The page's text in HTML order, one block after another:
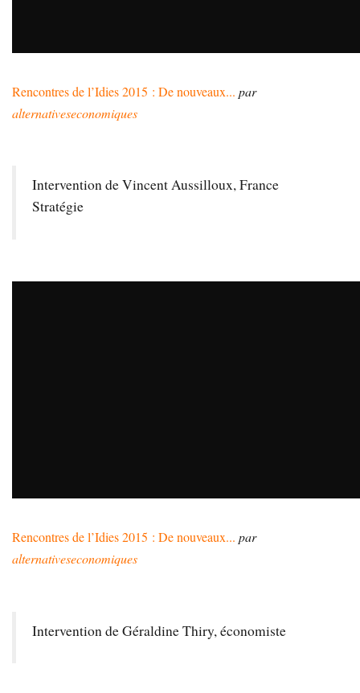
Rencontres de l’Idies 2015 : De nouveaux... par
alternativeseconomiques
Intervention de Vincent Aussilloux, France
Stratégie
Rencontres de l’Idies 2015 : De nouveaux... par
alternativeseconomiques
Intervention de Géraldine Thiry, économiste